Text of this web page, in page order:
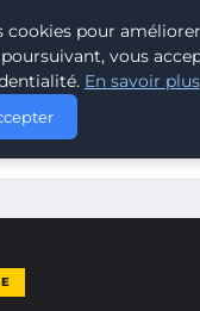
NUMÉRIQUE
cookies pour
vous
En savoir plus